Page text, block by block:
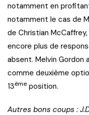
notamment en
notamment le cas de
de Christian
encore plus de
absent. Melvin Gordon
comme deuxième
13ème position.
Autres bons coups :